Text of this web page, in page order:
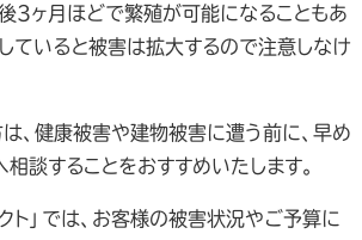
3ヶ月ほどで繁殖が可能になることもあ
ていると被害は拡大するので注意しなけ
、健康被害や建物被害に遭う前に、早め
談することをおすすめいたします。
ト」では、お客様の被害状況やご予算に